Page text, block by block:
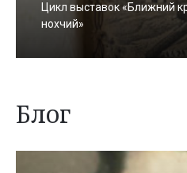
Цикл выставок «Ближний
нохчий»
Блог